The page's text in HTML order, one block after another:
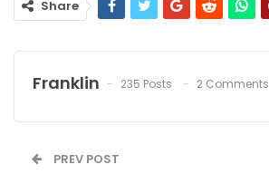
Share
Franklin 235 Posts 2 Comments
PREV POST